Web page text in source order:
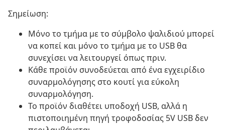
Σημείωση:
Μόνο το τμήμα με το σύμβολο ψαλιδιού μπορεί
να κοπεί και μόνο το τμήμα με το USB θα
συνεχίσει να λειτουργεί όπως πριν.
Κάθε προϊόν συνοδεύεται από ένα εγχειρίδιο
συναρμολόγησης στο κουτί για εύκολη
συναρμολόγηση.
Το προϊόν διαθέτει υποδοχή USB, αλλά η
πιστοποιημένη πηγή τροφοδοσίας 5V USB δεν